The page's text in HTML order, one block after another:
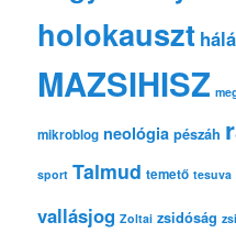
holokauszt
MAZSIHISZ
mikroblog neológia pészáh
sport Talmud temető tesuva
vallásjog Zoltai zsidóság